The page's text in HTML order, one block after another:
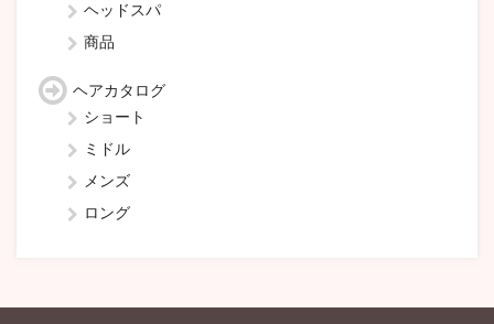
ヘッドスパ
商品
ヘアカタログ
ショート
ミドル
メンズ
ロング